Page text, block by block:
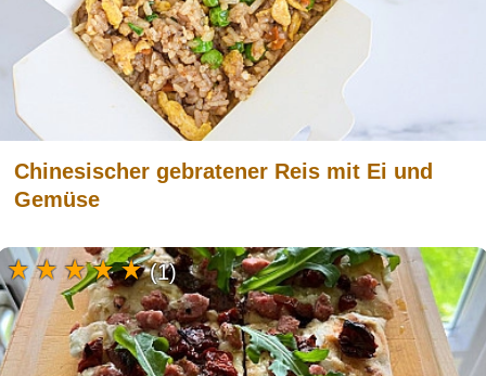
Chinesischer gebratener Reis mit Ei und
Gemüse
(1)